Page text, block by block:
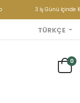
3 İş Günü İçinde
TÜRKÇE
0